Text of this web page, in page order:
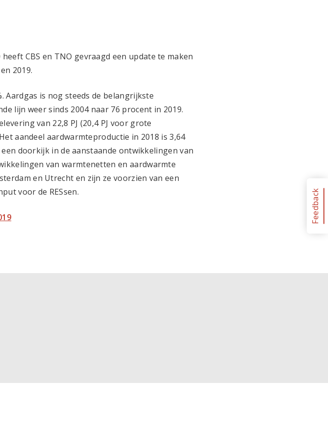
CBS en TNO gevraagd een update te maken
2019.
Aardgas is nog steeds de belangrijkste
lijn weer sinds 2004 naar 76 procent in 2019.
van 22,8 PJ (20,4 PJ voor grote
aandeel aardwarmteproductie in 2018 is 3,64
doorkijk in de aanstaande ontwikkelingen van
van warmtenetten en aardwarmte
en Utrecht en zijn ze voorzien van een
voor de RESsen.
Feedback